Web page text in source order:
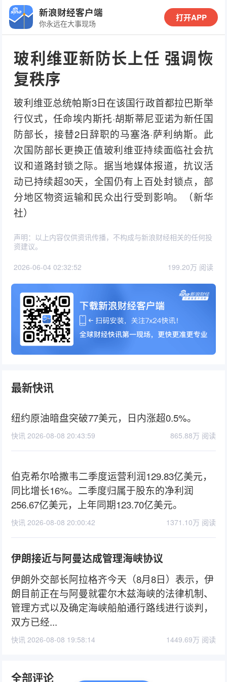
新浪财经客户端
你永远在大事现场
打开APP
玻利维亚新防长上任 强调恢
复秩序
玻利维亚总统帕斯3日在该国行政首都拉巴斯举
行仪式，任命埃内斯托·胡斯蒂尼亚诺为新任国
防部长，接替2日辞职的马塞洛·萨利纳斯。此
次国防部长更换正值玻利维亚持续面临社会抗
议和道路封锁之际。据当地媒体报道，抗议活
动已持续超30天，全国仍有上百处封锁点，部
分地区物资运输和民众出行受到影响。（新华
社）
声明：以上内容仅供资讯传播，不构成与新浪财经相关的任何投
资建议。
2026-06-04 02:32:52 199.20万 阅读
最新快讯
纽约原油暗盘突破77美元，日内涨超0.5%。
快讯 2026-08-08 20:43:59 865.88万 阅读
伯克希尔哈撒韦二季度运营利润129.83亿美元，
同比增长16%。二季度归属于股东的净利润
256.67亿美元，上年同期123.70亿美元。
快讯 2026-08-08 20:00:42 1371.10万 阅读
伊朗接近与阿曼达成管理海峡协议
伊朗外交部长阿拉格齐今天（8月8日）表示，伊
朗目前正在与阿曼就霍尔木兹海峡的法律机制、
管理方式以及确定海峡船舶通行路线进行谈判，
双方已经...
快讯 2026-08-08 19:58:14 1449.69万 阅读
全部评论